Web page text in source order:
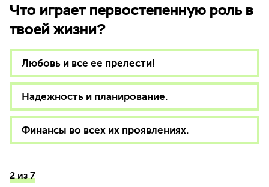
Что играет первостепенную роль в
твоей жизни?
Любовь и все ее прелести!
Надежность и планирование.
Финансы во всех их проявлениях.
2 из 7